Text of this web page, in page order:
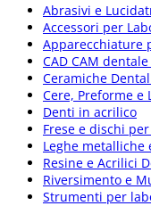
Abrasivi e
Accessori per
Apparecchiature
CAD CAM
Ceramiche
Cere, Preforme e
Denti in acrilico
Frese e dischi
Leghe metalliche
Resine e Acrilici
Riversimento e
Strumenti per